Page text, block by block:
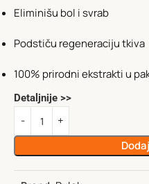
Eliminišu bol i svrab
Podstiču regeneraciju tkiva
100% prirodni ekstrakti u
Detaljnije >>